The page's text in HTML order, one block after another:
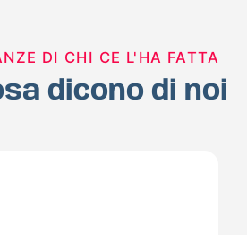
DI CHI CE L'HA FATTA
dicono di noi